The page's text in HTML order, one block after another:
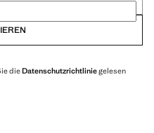
dieDatenschutzrichtliniegelesen